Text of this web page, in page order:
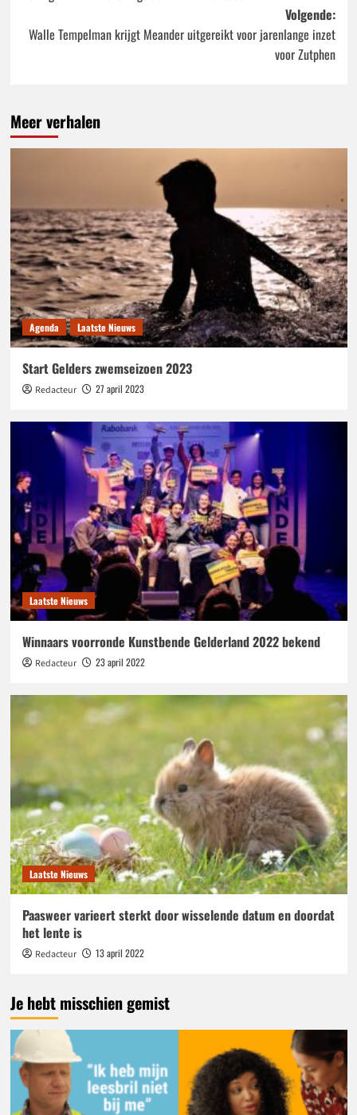
Volgende:
Walle Tempelman krijgt Meander uitgereikt voor jarenlange inzet
voor Zutphen
Meer verhalen
Agenda Laatste Nieuws
Start Gelders zwemseizoen 2023
Redacteur 27 april 2023
Laatste Nieuws
Winnaars voorronde Kunstbende Gelderland 2022 bekend
Redacteur 23 april 2022
Laatste Nieuws
Paasweer varieert sterkt door wisselende datum en doordat
het lente is
Redacteur 13 april 2022
Je hebt misschien gemist